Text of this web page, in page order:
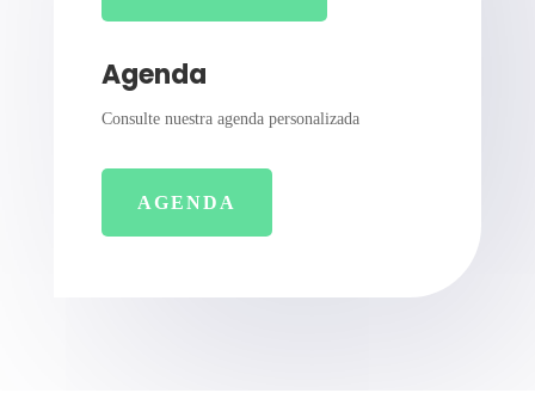
Agenda
Consulte nuestra agenda personalizada
AGENDA